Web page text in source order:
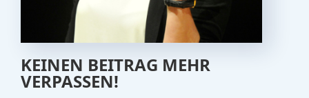
KEINEN BEITRAG MEHR
VERPASSEN!